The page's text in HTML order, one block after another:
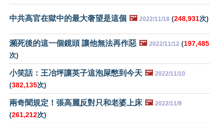
中共高官在獄中的最大奢望是這個 🖼️ 2022/11/18 (248,931次)
瀕死後的這一個鏡頭 讓他無法再作惡 🖼️ 2022/11/12 (197,485
次)
小笑話：王冶坪讓英子這泡屎憋到今天 🖼️ 2022/11/10
(382,135次)
兩奇聞規定！張高麗反對只和老婆上床 🖼️ 2022/11/9
(261,212次)